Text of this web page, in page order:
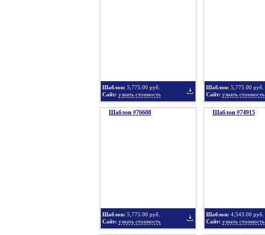
Шаблон: 5,775.00 руб.
Сайт: узнать стоимость
Шаблон: 5,775.00 руб.
Сайт: узнать стоимость
Шаблон #76608
Шаблон: 5,775.00 руб.
Сайт: узнать стоимость
Шаблон #74915
Шаблон: 4,543.00 руб.
Сайт: узнать стоимость